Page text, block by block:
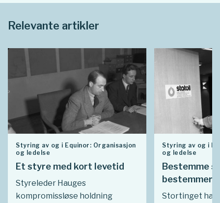
Relevante artikler
Styring av og i Equinor: Organisasjon
og ledelse
Et styre med kort levetid
Styreleder Hauges
kompromissløse holdning
Styring av og i
og ledelse
Bestemme
bestemmer
Stortinget